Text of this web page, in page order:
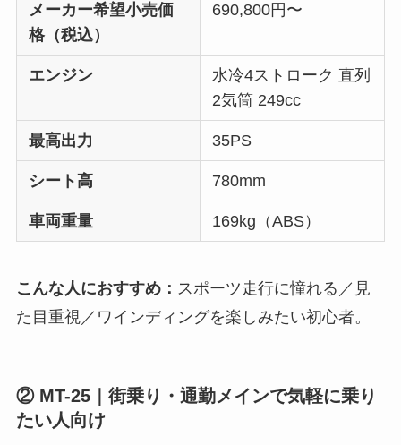
メーカー希望小売価
格（税込）
690,800円〜
エンジン
水冷4ストローク 直列
2気筒 249cc
最高出力 35PS
シート高 780mm
車両重量 169kg（ABS）
こんな人におすすめ： スポーツ走行に憧れる／見
た目重視／ワインディングを楽しみたい初心者。
② MT-25｜街乗り・通勤メインで気軽に乗り
たい人向け